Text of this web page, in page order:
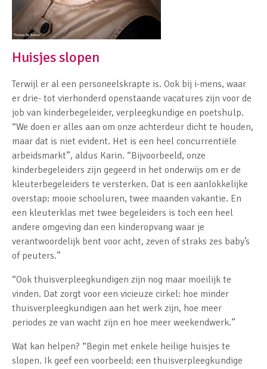
Huisjes slopen
Terwijl er al een personeelskrapte is. Ook bij i-mens, waar
er drie- tot vierhonderd openstaande vacatures zijn voor de
job van kinderbegeleider, verpleegkundige en poetshulp.
“We doen er alles aan om onze achterdeur dicht te houden,
maar dat is niet evident. Het is een heel concurrentiële
arbeidsmarkt”, aldus Karin. “Bijvoorbeeld, onze
kinderbegeleiders zijn gegeerd in het onderwijs om er de
kleuterbegeleiders te versterken. Dat is een aanlokkelijke
overstap: mooie schooluren, twee maanden vakantie. En
een kleuterklas met twee begeleiders is toch een heel
andere omgeving dan een kinderopvang waar je
verantwoordelijk bent voor acht, zeven of straks zes baby’s
of peuters.”
“Ook thuisverpleegkundigen zijn nog maar moeilijk te
vinden. Dat zorgt voor een vicieuze cirkel: hoe minder
thuisverpleegkundigen aan het werk zijn, hoe meer
periodes ze van wacht zijn en hoe meer weekendwerk.”
Wat kan helpen? “Begin met enkele heilige huisjes te
slopen. Ik geef een voorbeeld: een thuisverpleegkundige